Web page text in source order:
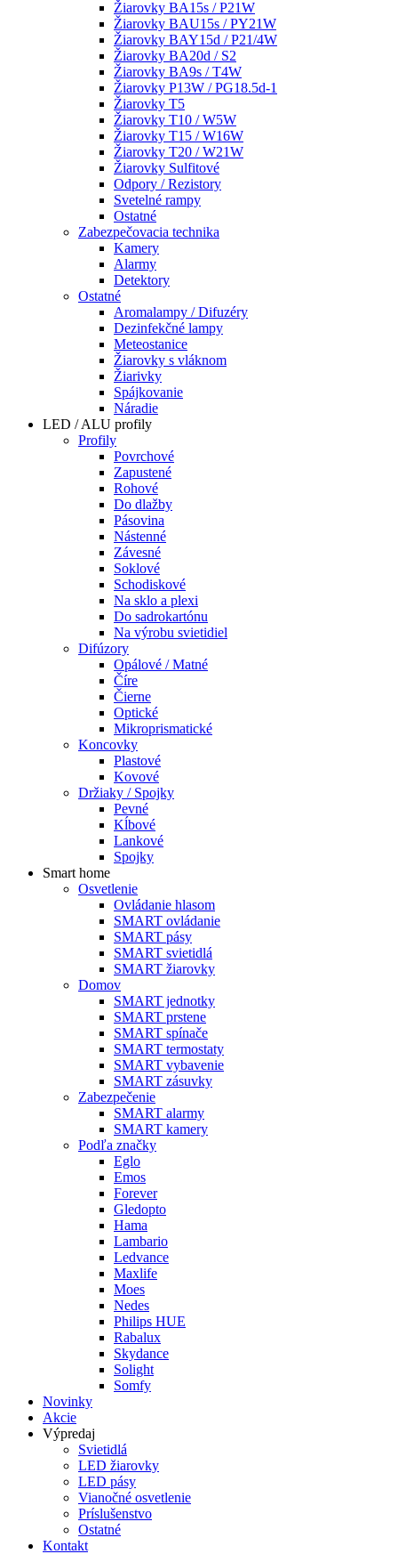
Žiarovky BA15s / P21W
Žiarovky BAU15s / PY21W
Žiarovky BAY15d / P21/4W
Žiarovky BA20d / S2
Žiarovky BA9s / T4W
Žiarovky P13W / PG18.5d-1
Žiarovky T5
Žiarovky T10 / W5W
Žiarovky T15 / W16W
Žiarovky T20 / W21W
Žiarovky Sulfitové
Odpory / Rezistory
Svetelné rampy
Ostatné
Zabezpečovacia technika
Kamery
Alarmy
Detektory
Ostatné
Aromalampy / Difuzéry
Dezinfekčné lampy
Meteostanice
Žiarovky s vláknom
Žiarivky
Spájkovanie
Náradie
LED / ALU profily
Profily
Povrchové
Zapustené
Rohové
Do dlažby
Pásovina
Nástenné
Závesné
Soklové
Schodiskové
Na sklo a plexi
Do sadrokartónu
Na výrobu svietidiel
Difúzory
Opálové / Matné
Číre
Čierne
Optické
Mikroprismatické
Koncovky
Plastové
Kovové
Držiaky / Spojky
Pevné
Kĺbové
Lankové
Spojky
Smart home
Osvetlenie
Ovládanie hlasom
SMART ovládanie
SMART pásy
SMART svietidlá
SMART žiarovky
Domov
SMART jednotky
SMART prstene
SMART spínače
SMART termostaty
SMART vybavenie
SMART zásuvky
Zabezpečenie
SMART alarmy
SMART kamery
Podľa značky
Eglo
Emos
Forever
Gledopto
Hama
Lambario
Ledvance
Maxlife
Moes
Nedes
Philips HUE
Rabalux
Skydance
Solight
Somfy
Novinky
Akcie
Výpredaj
Svietidlá
LED žiarovky
LED pásy
Vianočné osvetlenie
Príslušenstvo
Ostatné
Kontakt